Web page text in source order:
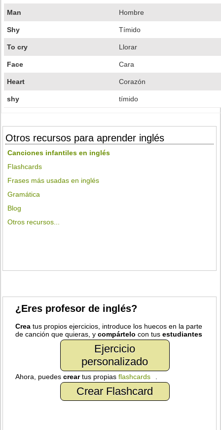
Man Hombre
Shy Tímido
To cry Llorar
Face Cara
Heart Corazón
shy tímido
Otros recursos para aprender inglés
Canciones infantiles en inglés
Flashcards
Frases más usadas en inglés
Gramática
Blog
Otros recursos...
¿Eres profesor de inglés?
Crea tus propios ejercicios, introduce los huecos en la parte
de canción que quieras, ycompártelo con tusestudiantes
Ejercicio
personalizado
Ahora, puedescreartus propiasflashcards
Crear Flashcard